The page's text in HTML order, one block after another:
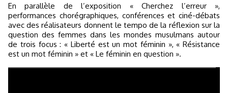
En parallèle de l’exposition « Cherchez l’erreur »,
performances chorégraphiques, conférences et ciné-débats
avec des réalisateurs donnent le tempo de la réflexion sur la
question des femmes dans les mondes musulmans autour
de trois focus : « Liberté est un mot féminin », « Résistance
est un mot féminin » et « Le féminin en question ».